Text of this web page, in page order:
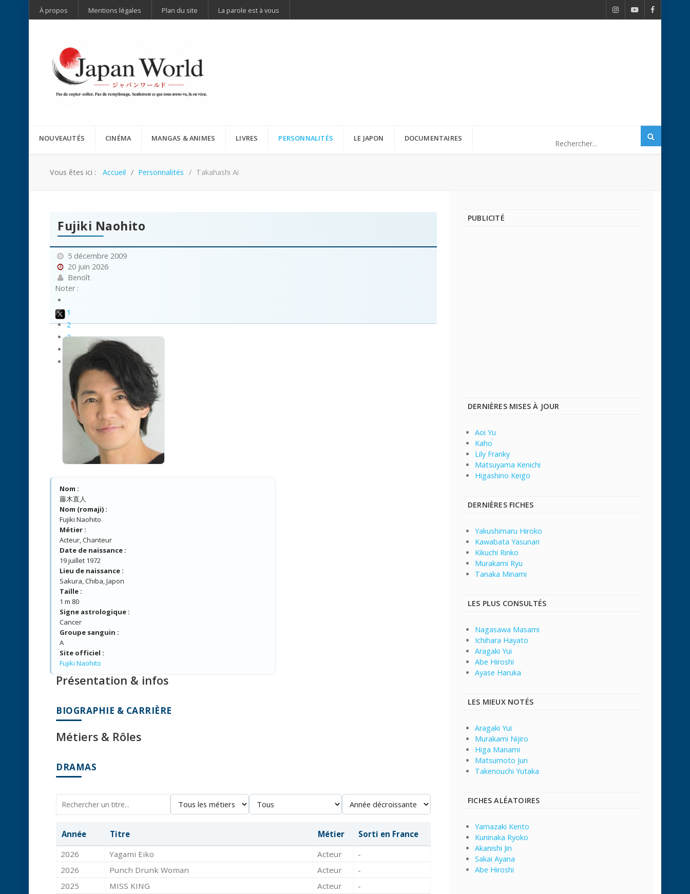
À propos Mentions légales Plan du site La parole est à vous
NOUVEAUTÉS CINÉMA MANGAS & ANIMES LIVRES PERSONNALITÉS LE JAPON DOCUMENTAIRES
Vous êtes ici : Accueil Personnalités Takahashi Ai
Fujiki Naohito
5 décembre 2009
20 juin 2026
Benoît
Noter :
1
2
3
Nom :
藤木直人
Nom (romaji) :
Fujiki Naohito
Métier :
Acteur, Chanteur
Date de naissance :
19 juillet 1972
Lieu de naissance :
Sakura, Chiba, Japon
Taille :
1 m 80
Signe astrologique :
Cancer
Groupe sanguin :
A
Site officiel :
Fujiki Naohito
Présentation & infos
BIOGRAPHIE & CARRIÈRE
Métiers & Rôles
DRAMAS
Année Titre Métier
Sorti en France
2026
Yagami Eiko Acteur
-
2026
Punch Drunk Woman Acteur
-
2025
MISS KING Acteur
-
PUBLICITÉ
DERNIÈRES MISES À JOUR
Aoi Yu
Kaho
Lily Franky
Matsuyama Kenichi
Higashino Keigo
DERNIÈRES FICHES
Yakushimaru Hiroko
Kawabata Yasunari
Kikuchi Rinko
Murakami Ryu
Tanaka Minami
LES PLUS CONSULTÉS
Nagasawa Masami
Ichihara Hayato
Aragaki Yui
Abe Hiroshi
Ayase Haruka
LES MIEUX NOTÉS
Aragaki Yui
Murakami Nijiro
Higa Manami
Matsumoto Jun
Takenouchi Yutaka
FICHES ALÉATOIRES
Yamazaki Kento
Kuninaka Ryoko
Akanishi Jin
Sakai Ayana
Abe Hiroshi